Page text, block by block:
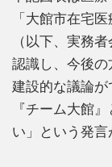
「大館市在宅
（以下、実務
認識し、今後
建設的な議論
『チーム大館
い」という発言